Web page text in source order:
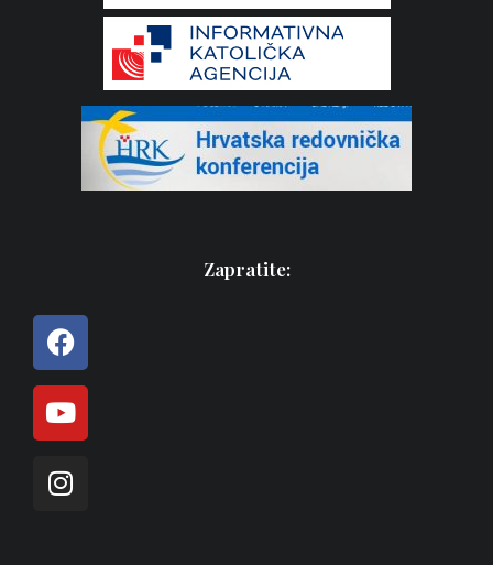
Zapratite: